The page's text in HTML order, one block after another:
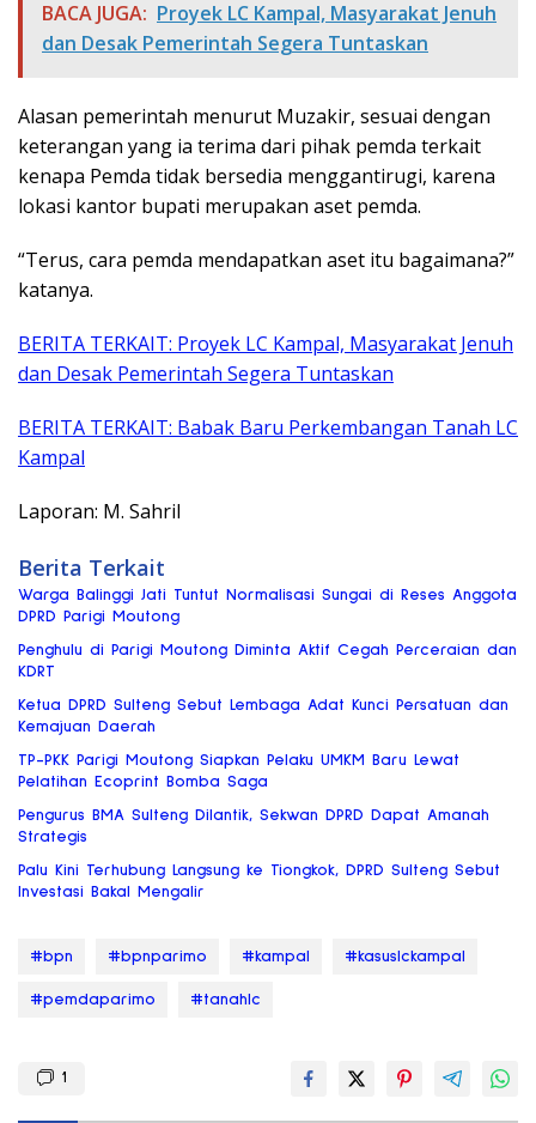
BACA JUGA: Proyek LC Kampal, Masyarakat Jenuh
dan Desak Pemerintah Segera Tuntaskan
Alasan pemerintah menurut Muzakir, sesuai dengan
keterangan yang ia terima dari pihak pemda terkait
kenapa Pemda tidak bersedia menggantirugi, karena
lokasi kantor bupati merupakan aset pemda.
“Terus, cara pemda mendapatkan aset itu bagaimana?”
katanya.
BERITA TERKAIT: Proyek LC Kampal, Masyarakat Jenuh
dan Desak Pemerintah Segera Tuntaskan
BERITA TERKAIT: Babak Baru Perkembangan Tanah LC
Kampal
Laporan: M. Sahril
Berita Terkait
Warga Balinggi Jati Tuntut Normalisasi Sungai di Reses Anggota
DPRD Parigi Moutong
Penghulu di Parigi Moutong Diminta Aktif Cegah Perceraian dan
KDRT
Ketua DPRD Sulteng Sebut Lembaga Adat Kunci Persatuan dan
Kemajuan Daerah
TP-PKK Parigi Moutong Siapkan Pelaku UMKM Baru Lewat
Pelatihan Ecoprint Bomba Saga
Pengurus BMA Sulteng Dilantik, Sekwan DPRD Dapat Amanah
Strategis
Palu Kini Terhubung Langsung ke Tiongkok, DPRD Sulteng Sebut
Investasi Bakal Mengalir
#bpn #bpnparimo #kampal #kasuslckampal
#pemdaparimo #tanahlc
1